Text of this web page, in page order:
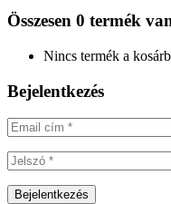
Összesen 0 termék
Nincs termék a
Bejelentkezés